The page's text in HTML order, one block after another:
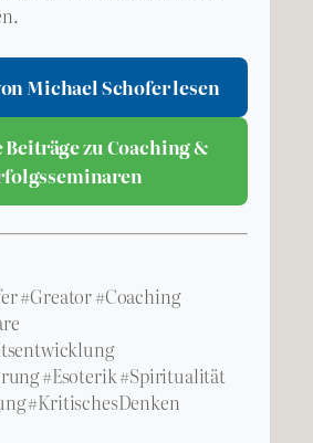
Michael Schofer lesen
Beiträge zu Coaching &
#Greator #Coaching
#Esoterik #Spiritualität
#KritischesDenken